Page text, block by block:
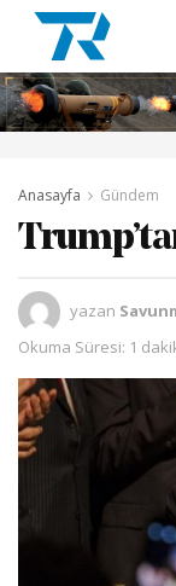
Anasayfa Gündem
yazan
Okuma Süresi: 1